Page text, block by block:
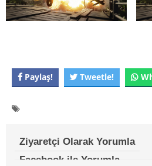
Paylaş! Tweetle!
Ziyaretçi Olarak Yorumla
Facebook ile Yorumla